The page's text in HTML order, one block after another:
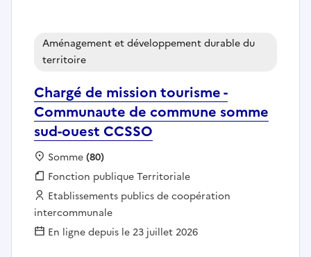
Chargé de mission tourisme -
Communaute de commune somme
sud-ouest CCSSO
Aménagement et développement durable du
territoire
Localisation :
Somme(80)
Fonction publique :
Fonction publique Territoriale
Employeur :
Etablissements publics de coopération
intercommunale
En ligne depuis le 23 juillet 2026